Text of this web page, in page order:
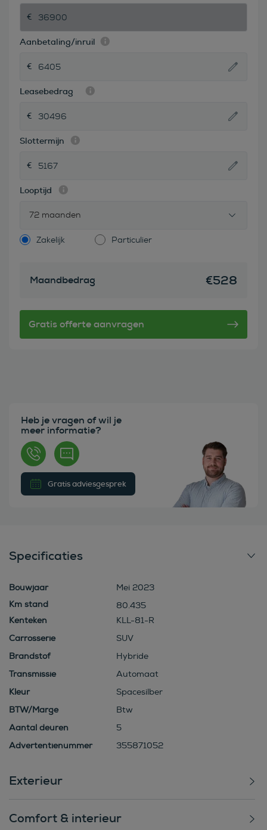
Aanbetaling/inruil
Leasebedrag
Slottermijn
Looptijd
72 maanden
Zakelijk Particulier
Maandbedrag €528
Heb je vragen of wil je
meer informatie?
Gratis adviesgesprek
Specificaties
Bouwjaar
Mei 2023
80.435
Kenteken
KLL-81-R
Carrosserie
SUV
Brandstof
Hybride
Transmissie
Automaat
Kleur
Spacesilber
BTW/Marge
Btw
Aantal deuren
5
Advertentienummer
355871052
Exterieur
Comfort & interieur